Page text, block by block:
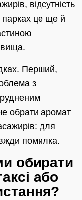
відсутність
парках це ще й
Перший,
з
обрати аромат
для
помилка.
обирати
або